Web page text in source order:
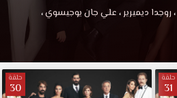
، روجدا ديميرير ، علي جان يوجيسوي،
حلقة
31
حلقة
30